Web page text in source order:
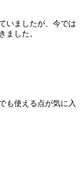
いましたが、今では
ました。
も使える点が気に入